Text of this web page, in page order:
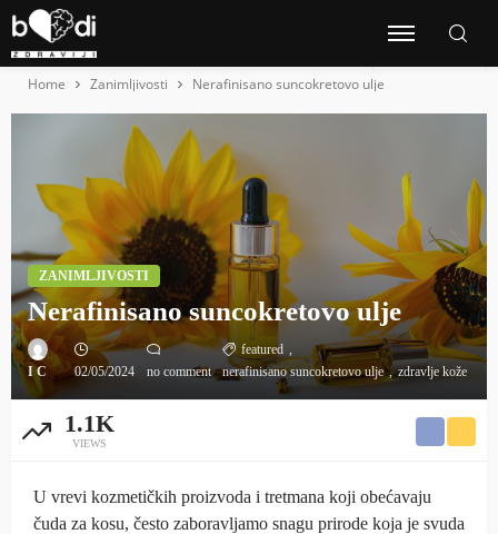
Home Zanimljivosti Nerafinisano suncokretovo ulje
ZANIMLJIVOSTI
Nerafinisano suncokretovo ulje
I C 02/05/2024 no comment
featured
nerafinisano suncokretovo ulje
zdravlje kože
1.1K
VIEWS
U vrevi kozmetičkih proizvoda i tretmana koji obećavaju
čuda za kosu, često zaboravljamo snagu prirode koja je svuda